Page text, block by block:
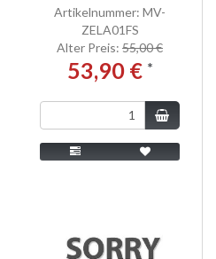
Artikelnummer: MV-
ZELA01FS
Alter Preis: 55,00 €
53,90 € *